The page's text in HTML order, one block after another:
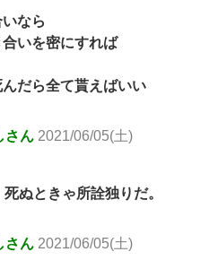
なら
いを密にすれば
だら全て貰えばいい
さん 2021/06/05(土)
ぬときゃ所詮独りだ。
さん 2021/06/05(土)